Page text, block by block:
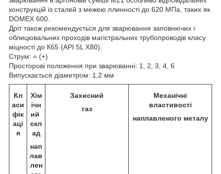
конструкцій із сталей з межею плинності до 620 МПа, таких як
DOMEX 600.
Дріт також рекомендується для зварювання заповнючих і
облицювальних проходів магістральних трубопроводів класу
міцності до К65 (API 5L Х80).
Струм: = (+)
Просторові положення при зварюванні: 1, 2, 3, 4, 6
Випускається діаметром: 1,2 мм
Кл
аси
фік
аці
я
Хім
ічн
ий
скл
ад
нап
лав
лен
Захисний
газ
Механічні
властивості
наплавленого металу